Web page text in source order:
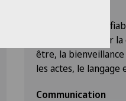
Etre exemplaire,
optimiste. Cultiver
être, la
les actes, le langage
Communication